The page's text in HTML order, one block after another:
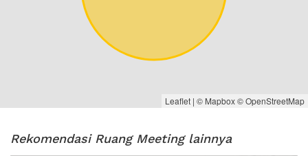
Leaflet | © Mapbox©OpenStreetMap
Rekomendasi Ruang Meeting lainnya